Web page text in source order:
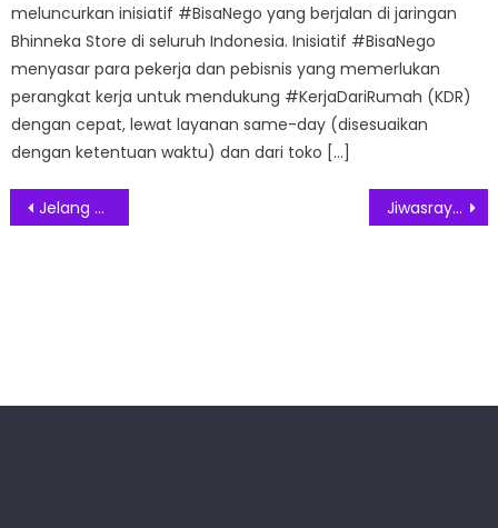
meluncurkan inisiatif #BisaNego yang berjalan di jaringan
Bhinneka Store di seluruh Indonesia. Inisiatif #BisaNego
menyasar para pekerja dan pebisnis yang memerlukan
perangkat kerja untuk mendukung #KerjaDariRumah (KDR)
dengan cepat, lewat layanan same-day (disesuaikan
dengan ketentuan waktu) dan dari toko […]
Post
Jelang Peringatan Hari Ibu, KlikDokter Buat Campaign #JagaMamamu Jiwasraya Rasionalisasi, Serikat Pekerja Tolak PHK